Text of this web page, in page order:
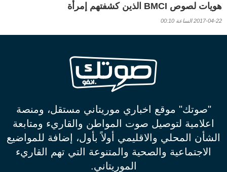
هويات لصوص BMCI الذين كشفتهم إمرأة
2017-04-22 الساعة 00:10
"صوتك" موقع اخباري موريتاني مستقل، ومنصة
اعلامية لتوصيل صوت المواطن والقاريء ومتابعة
الشأن المحلي والاقليمي أولاً بأول، إضافة للمواضيع
الاجتماعية والصحية والمتنوعة التي تهم القاريء
الموريتاني.